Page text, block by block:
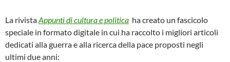
La rivistaAppunti di cultura e politica ha creato un fascicolo
speciale in formato digitale in cui ha raccolto i migliori articoli
dedicati alla guerra e alla ricerca della pace proposti negli
ultimi due anni: